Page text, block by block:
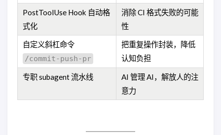
PostToolUse Hook 自动格
式化
消除 CI 格式失败的可能
性
自定义斜杠命令
/commit-push-pr
把重复操作封装，降低
认知负担
专职 subagent 流水线
AI 管理 AI，解放人的注
意力